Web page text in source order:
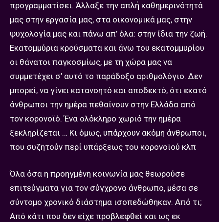
προγραμματίσει. Άλλαξε την απλή καθημερινότητά
μας στην εργασία μας, στα οικονομικά μας, στην
ψυχολογία μας και πάνω απ’ όλα: στην ίδια την ζωή.
Εκατομμύρια κρούσματα και άνω του εκατομμυρίου
οι θάνατοι παγκοσμίως, με τη χώρα μας να
συμμετέχει σ’ αυτό το παράδοξο αριθμολόγιο. Δεν
μπορεί, να γίνει κατανοητό και αποδεκτό, ότι εκατό
άνθρωποι την ημέρα πεθαίνουν στην Ελλάδα από
τον κορονοϊό. Ένα ολόκληρο χωριό την ημέρα
ξεκληρίζεται … Κι όμως, υπάρχουν ακόμη άνθρωποι,
που συζητούν περί υπάρξεως του κορονοϊού κλπ
Όλα όσα η προηγμένη κοινωνία μας θεωρούσε
επιτεύγματα για τον σύγχρονο άνθρωπο, μέσα σε
σύντομο χρονικό διάστημα ισοπεδώθηκαν. Από τι;
Από κάτι που δεν είχε προβλεφθεί και ως εκ